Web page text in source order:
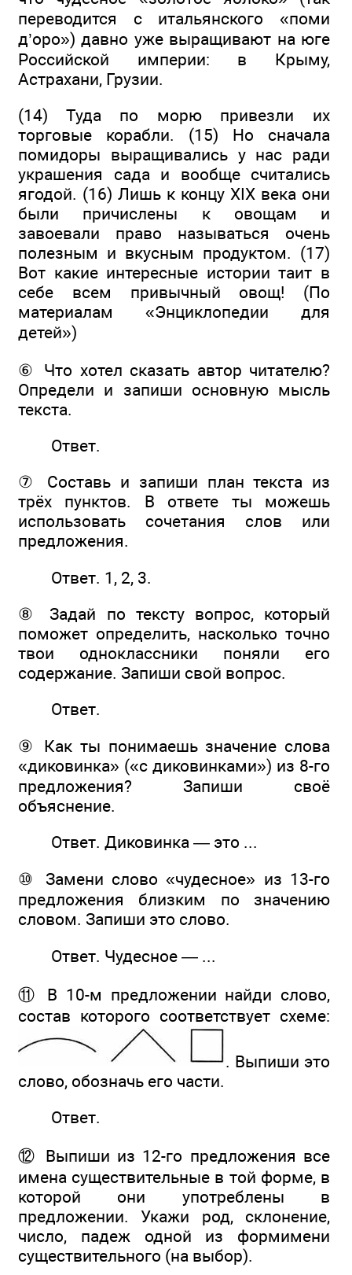
переводится с итальянского «поми
д’оро») давно уже выращивают на юге
Российской империи: в Крыму,
Астрахани, Грузии.
(14) Туда по морю привезли их
торговые корабли. (15) Но сначала
помидоры выращивались у нас ради
украшения сада и вообще считались
ягодой. (16) Лишь к концу XIX века они
были причислены к овощам и
завоевали право называться очень
полезным и вкусным продуктом. (17)
Вот какие интересные истории таит в
себе всем привычный овощ! (По
материалам «Энциклопедии для
детей»)
⑥ Что хотел сказать автор читателю?
Определи и запиши основную мысль
текста.
Ответ.
⑦ Составь и запиши план текста из
трёх пунктов. В ответе ты можешь
использовать сочетания слов или
предложения.
Ответ. 1, 2, 3.
⑧ Задай по тексту вопрос, который
поможет определить, насколько точно
твои одноклассники поняли его
содержание. Запиши свой вопрос.
Ответ.
⑨ Как ты понимаешь значение слова
«диковинка» («с диковинками») из 8-го
предложения? Запиши своё
объяснение.
Ответ. Диковинка — это ...
⑩ Замени слово «чудесное» из 13-го
предложения близким по значению
словом. Запиши это слово.
Ответ. Чудесное — ...
⑪ В 10-м предложении найди слово,
состав которого соответствует схеме:
. Выпиши это
слово, обозначь его части.
Ответ.
⑫ Выпиши из 12-го предложения все
имена существительные в той форме, в
которой они употреблены в
предложении. Укажи род, склонение,
число, падеж одной из формимени
существительного (на выбор).